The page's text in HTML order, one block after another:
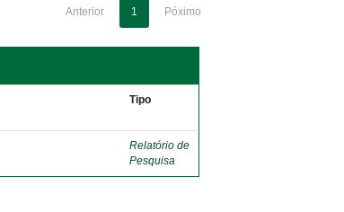
Anterior 1 Póximo
Tipo
Relatório de
Pesquisa